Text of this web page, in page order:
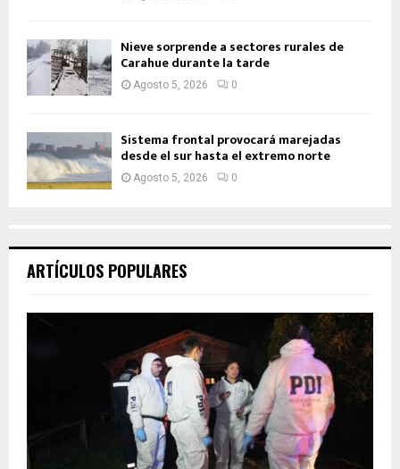
Nieve sorprende a sectores rurales de
Carahue durante la tarde
Agosto 5, 2026 0
Sistema frontal provocará marejadas
desde el sur hasta el extremo norte
Agosto 5, 2026 0
ARTÍCULOS POPULARES